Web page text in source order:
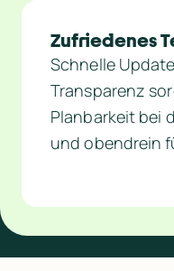
Zufriedenes
Schnelle
Transparenz
Planbarkeit bei
und obendrein